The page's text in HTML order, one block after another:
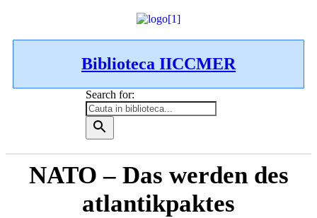
Biblioteca IICCMER
Search for:
NATO – Das werden des
atlantikpaktes